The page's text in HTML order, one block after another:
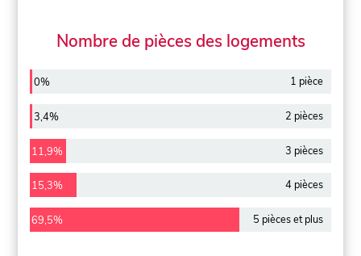
Nombre de pièces des logements
0% 1 pièce
3,4% 2 pièces
11,9% 3 pièces
15,3% 4 pièces
69,5% 5 pièces et plus